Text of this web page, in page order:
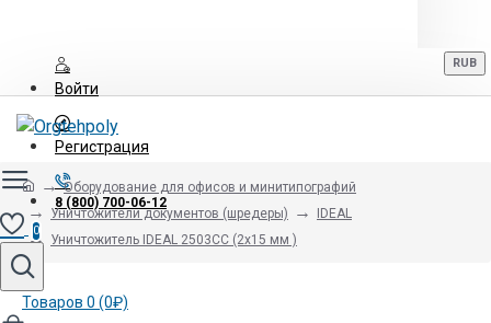
Войти
Регистрация
8 (800) 700-06-12
RUB
0
Товаров 0 (0₽)
Оборудование для офисов и минитипографий
Уничтожители документов (шредеры)
IDEAL
Уничтожитель IDEAL 2503CC (2х15 мм )